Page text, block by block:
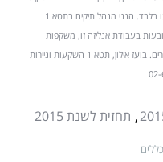
כל מי שפועל על סמך הכתוב עושה זאת על אחריותו בלבד. הנני מנהל תיקים בתטא 1
המובעות בעבודת אנליזה זו, משקפות
נאמנה את דעותיי האישיות על ניירות הערך המסוקרים. בועז אילון, תטא 1 השקעות וניירות
תחזית לשנת 2015